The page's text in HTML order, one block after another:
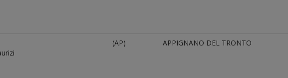
(AP) APPIGNANO DEL TRONTO